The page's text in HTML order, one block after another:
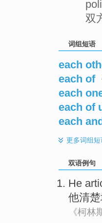
双
词组短语
each
each of
each
each of
each
更多词组短
双语例句
He
他清
《柯林